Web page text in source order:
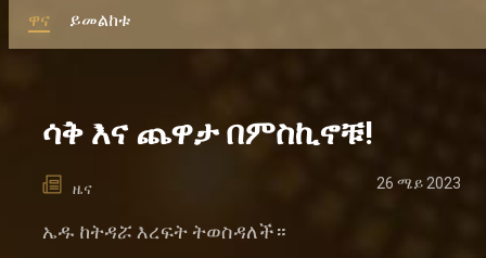
ዋና ይመልከቱ
ሳቅ እና ጨዋታ በምስኪኖቹ!
ዜና 26 ሜይ 2023
ኤዱ ከትዳሯ እረፍት ትወስዳለች።